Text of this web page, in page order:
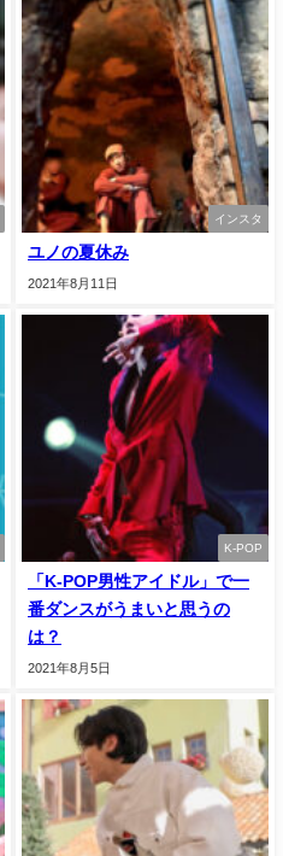
インスタ
ユノの夏休み
2021年8月11日
K-POP
「K-POP男性アイドル」で一
番ダンスがうまいと思うの
は？
2021年8月5日